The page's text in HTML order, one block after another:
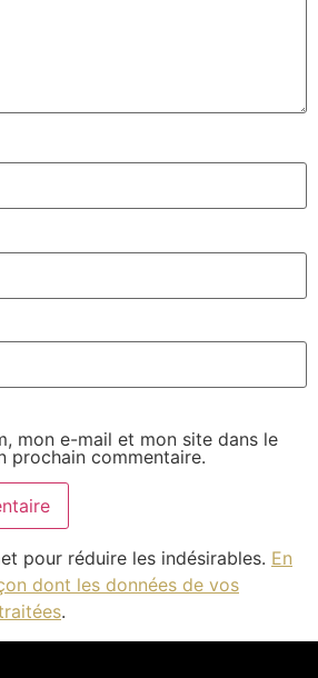
mon e-mail et mon site dans le
prochain commentaire.
pour réduire les indésirables. En
dont les données de vos
.